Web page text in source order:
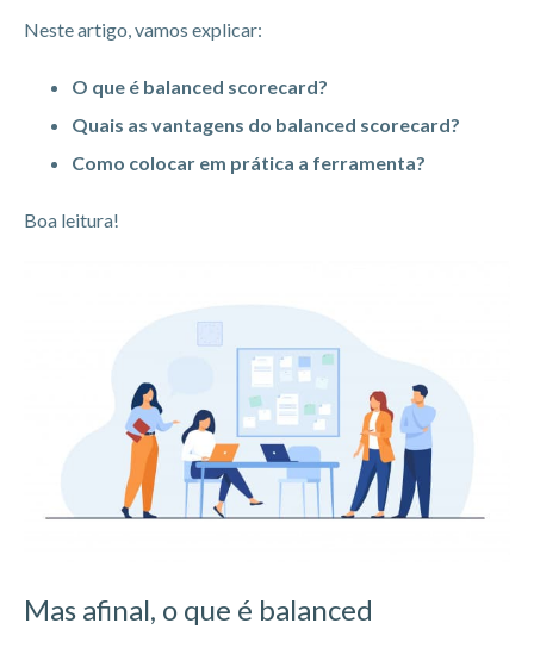
Neste artigo, vamos explicar:
O que é balanced scorecard?
Quais as vantagens do balanced scorecard?
Como colocar em prática a ferramenta?
Boa leitura!
Mas afinal, o que é balanced